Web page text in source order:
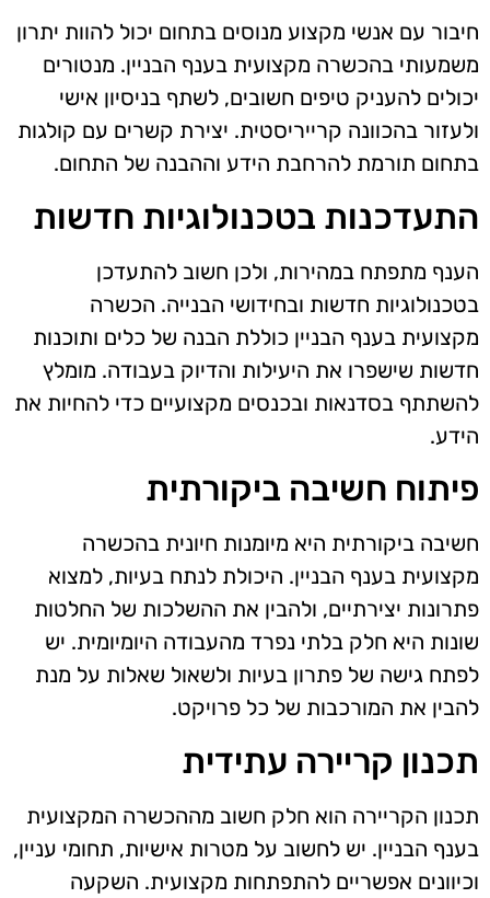
חיבור עם אנשי מקצוע מנוסים בתחום יכול להוות יתרון
משמעותי בהכשרה מקצועית בענף הבניין. מנטורים
יכולים להעניק טיפים חשובים, לשתף בניסיון אישי
ולעזור בהכוונה קרייריסטית. יצירת קשרים עם קולגות
בתחום תורמת להרחבת הידע וההבנה של התחום.
התעדכנות בטכנולוגיות חדשות
הענף מתפתח במהירות, ולכן חשוב להתעדכן
בטכנולוגיות חדשות ובחידושי הבנייה. הכשרה
מקצועית בענף הבניין כוללת הבנה של כלים ותוכנות
חדשות שישפרו את היעילות והדיוק בעבודה. מומלץ
להשתתף בסדנאות ובכנסים מקצועיים כדי להחיות את
הידע.
פיתוח חשיבה ביקורתית
חשיבה ביקורתית היא מיומנות חיונית בהכשרה
מקצועית בענף הבניין. היכולת לנתח בעיות, למצוא
פתרונות יצירתיים, ולהבין את ההשלכות של החלטות
שונות היא חלק בלתי נפרד מהעבודה היומיומית. יש
לפתח גישה של פתרון בעיות ולשאול שאלות על מנת
להבין את המורכבות של כל פרויקט.
תכנון קריירה עתידית
תכנון הקריירה הוא חלק חשוב מההכשרה המקצועית
בענף הבניין. יש לחשוב על מטרות אישיות, תחומי עניין,
וכיוונים אפשריים להתפתחות מקצועית. השקעה